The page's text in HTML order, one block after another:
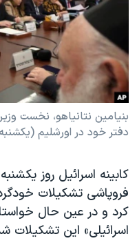
فرهنگ و زندگی
حقوق شهروندی
اقتصادی
علم و فناوری
اسرائیل در جنگ
گالری عکس
مستندها
انتخابات ریاست جمهوری
حمله جمهوری اسلامی به
رمز مهسا
ورزش زنان در ایران
اعتراضات زن، زندگی، آزادی
تریبونال مردمی آبان ۹۸
دادگاه حمید نوری
چهل سال گروگان‌گیری
دنبال کنید
زبانهای مختلف
بنیامین نتانیاهو، نخست
دفتر خود در اورشلیم (یکشنبه ۱۸ تیر ۱۴۰۲)
کابینه اسرائیل روز
فروپاشی تشکیلات
کرد و در عین حال
اسرائیلی» این تشکیلات